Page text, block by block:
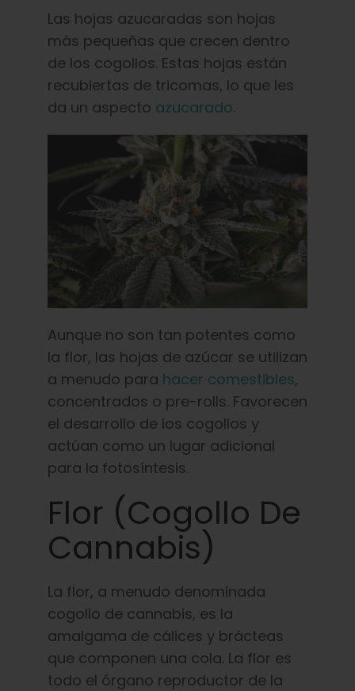
Las hojas azucaradas son hojas
más pequeñas que crecen dentro
de los cogollos. Estas hojas están
recubiertas de tricomas, lo que les
da un aspecto azucarado.
Aunque no son tan potentes como
la flor, las hojas de azúcar se utilizan
a menudo para hacer comestibles,
concentrados o pre-rolls. Favorecen
el desarrollo de los cogollos y
actúan como un lugar adicional
para la fotosíntesis.
Flor (cogollo De
Cannabis)
La flor, a menudo denominada
cogollo de cannabis, es la
amalgama de cálices y brácteas
que componen una cola. La flor es
todo el órgano reproductor de la